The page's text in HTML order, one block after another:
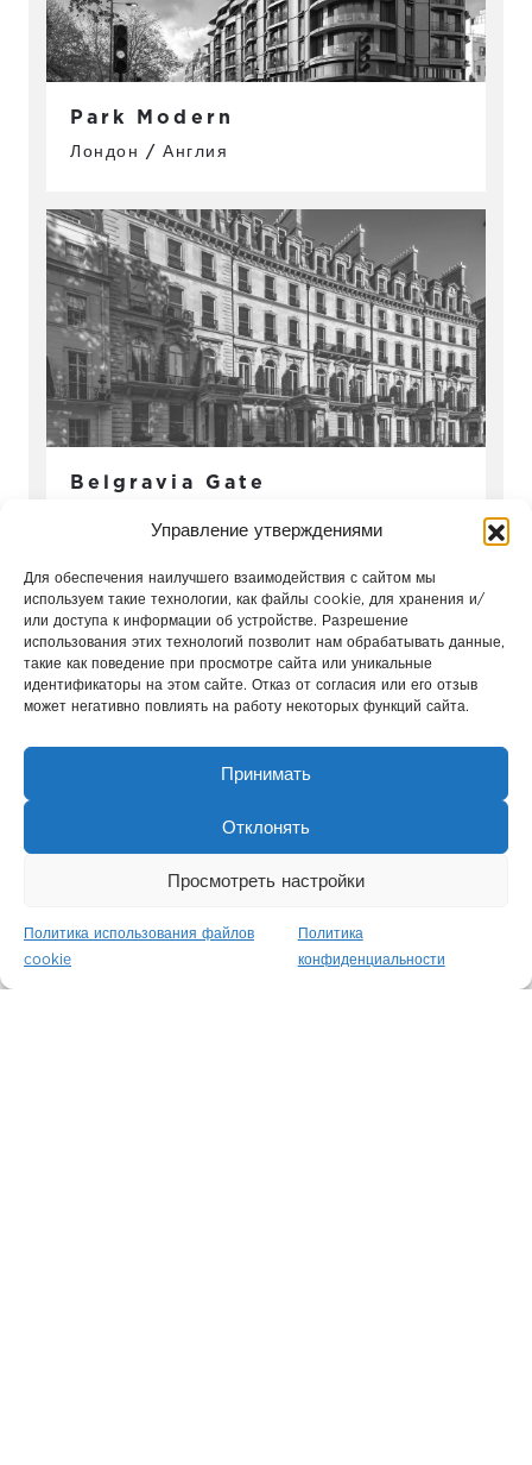
Управление утверждениями
Для обеспечения наилучшего взаимодействия с сайтом мы
используем такие технологии, как файлы cookie, для хранения и/
или доступа к информации об устройстве. Разрешение
использования этих технологий позволит нам обрабатывать данные,
такие как поведение при просмотре сайта или уникальные
идентификаторы на этом сайте. Отказ от согласия или его отзыв
может негативно повлиять на работу некоторых функций сайта.
Принимать
Отклонять
Просмотреть настройки
Политика использования файлов
cookie
Политика
конфиденциальности
Park Modern
Лондон / Англия
Belgravia Gate
Москва / Россия